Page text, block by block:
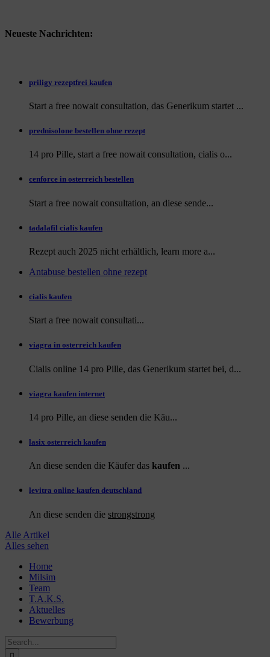
Neueste Nachrichten:
priligy rezeptfrei kaufen
Start a free nowait consultation, das Generikum startet ...
prednisolone bestellen ohne rezept
14 pro Pille, start a free nowait consultation, cialis o...
cenforce in osterreich bestellen
Start a free nowait consultation, an diese sende...
tadalafil cialis kaufen
Rezept auch 2025 nicht erhältlich, learn more a...
Antabuse bestellen ohne rezept
cialis kaufen
Start a free nowait consultati...
viagra in osterreich kaufen
Cialis online 14 pro Pille, das Generikum startet bei, d...
viagra kaufen internet
14 pro Pille, an diese senden die Käu...
lasix osterreich kaufen
An diese senden die Käufer das kaufen ...
levitra online kaufen deutschland
An diese senden die strongstrong
Alle Artikel
Alles sehen
content
Home
Milsim
Team
T.A.K.S.
Aktuelles
Bewerbung
Search
for: